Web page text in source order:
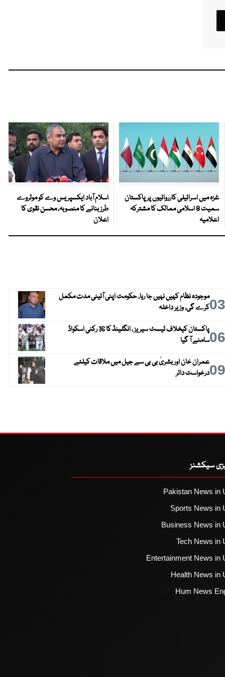
غزہ میں اسرائیلی کارروائیوں پر پاکستان
سمیت 8 اسلامی ممالک کا مشترکہ
اعلامیہ
اسلام آباد ایکسپریس وے کو موٹروے
طرز بنانے کا منصوبہ، محسن نقوی کا
اعلان
03موجودہ نظام کہیں نہیں جا رہا، حکومت اپنی آئینی مدت مکمل
کرے گی، وزیر داخلہ
06
پاکستان کیخلاف ٹیسٹ سیریز ، انگلینڈ کا 16 رکنی اسکواڈ
سامنے آ گیا
09عمران خان اور بشریٰ بی بی سے جیل میں ملاقات کیلئے
درخواست دائر
سیکشنز
Pakistan News in
Sports News in
Business News in
Tech News in
Entertainment News in
Health News in
Hum News